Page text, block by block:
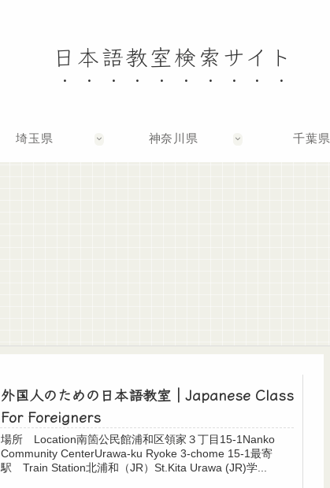
日本語教室検索サイト
埼玉県 神奈川県 千葉県
外国人のための日本語教室｜Japanese Class
For Foreigners
場所 Location南箇公民館浦和区領家３丁目15-1Nanko
Community CenterUrawa-ku Ryoke 3-chome 15-1最寄
駅 Train Station北浦和（JR）St.Kita Urawa (JR)学...